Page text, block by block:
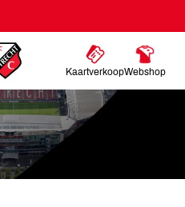
KaartverkoopWebshop